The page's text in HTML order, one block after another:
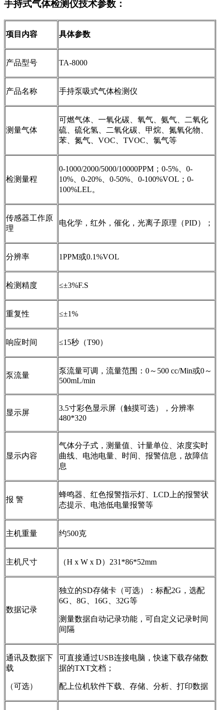
手持式气体检测仪技术参数：
项目内容 具体参数
产品型号 TA-8000
产品名称 手持泵吸式气体检测仪
测量气体
可燃气体、一氧化碳、氧气、氨气、二氧化
硫、硫化氢、二氧化碳、甲烷、氮氧化物、
苯、氮气、VOC、TVOC、氯气等
检测量程
0-1000/2000/5000/10000PPM；0-5%、0-
10%、0-20%、0-50%、0-100%VOL；0-
100%LEL。
传感器工作原
理
电化学，红外，催化，光离子原理（PID）；
分辨率 1PPM或0.1%VOL
检测精度 ≤±3%F.S
重复性 ≤±1%
响应时间 ≤15秒（T90）
泵流量
泵流量可调，流量范围：0～500 cc/Min或0～
500mL/min
显示屏
3.5寸彩色显示屏（触摸可选），分辨率
480*320
显示内容
气体分子式，测量值、计量单位、浓度实时
曲线、电池电量、时间、报警信息，故障信
息
报 警
蜂鸣器、红色报警指示灯、LCD上的报警状
态提示、电池低电量报警等
主机重量 约500克
主机尺寸 （H x W x D）231*86*52mm
数据记录
独立的SD存储卡（可选）：标配2G，选配
6G、8G、16G、32G等
测量数据自动记录功能，可自定义记录时间
间隔
通讯及数据下
载
（可选）
可直接通过USB连接电脑，快速下载存储数
据的TXT文档；
配上位机软件下载、存储、分析、打印数据